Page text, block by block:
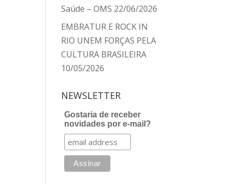
Saúde – OMS 22/06/2026
EMBRATUR E ROCK IN
RIO UNEM FORÇAS PELA
CULTURA BRASILEIRA
10/05/2026
NEWSLETTER
Gostaria de receber
novidades por e-mail?